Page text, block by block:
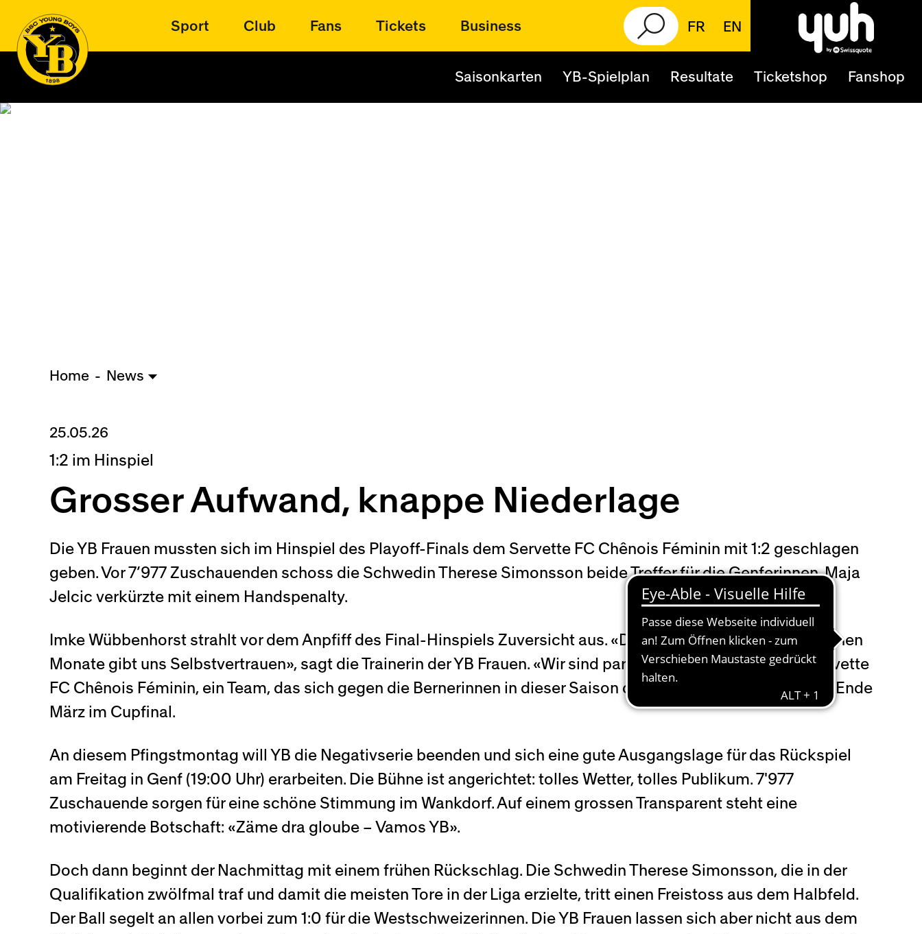
Sport Club Fans Tickets Business FR EN
Saisonkarten YB-Spielplan Resultate Ticketshop Fanshop
Home News
25.05.26
1:2 im Hinspiel
Grosser Aufwand, knappe Niederlage
Die YB Frauen mussten sich im Hinspiel des Playoff-Finals dem Servette FC Chênois Féminin mit 1:2 geschlagen
geben. Vor 7’977 Zuschauenden schoss die Schwedin Therese Simonsson beide Treffer für die Genferinnen. Maja
Jelcic verkürzte mit einem Handspenalty.
Imke Wübbenhorst strahlt vor dem Anpfiff des Final-Hinspiels Zuversicht aus. «Die Entwicklung der vergangenen
Monate gibt uns Selbstvertrauen», sagt die Trainerin der YB Frauen. «Wir sind parat.» Gegenüber steht der Servette
FC Chênois Féminin, ein Team, das sich gegen die Bernerinnen in dieser Saison dreimal durchsetzte – zuletzt Ende
März im Cupfinal.
An diesem Pfingstmontag will YB die Negativserie beenden und sich eine gute Ausgangslage für das Rückspiel
am Freitag in Genf (19:00 Uhr) erarbeiten. Die Bühne ist angerichtet: tolles Wetter, tolles Publikum. 7'977
Zuschauende sorgen für eine schöne Stimmung im Wankdorf. Auf einem grossen Transparent steht eine
motivierende Botschaft: «Zäme dra gloube – Vamos YB».
Doch dann beginnt der Nachmittag mit einem frühen Rückschlag. Die Schwedin Therese Simonsson, die in der
Qualifikation zwölfmal traf und damit die meisten Tore in der Liga erzielte, tritt einen Freistoss aus dem Halbfeld.
Der Ball segelt an allen vorbei zum 1:0 für die Westschweizerinnen. Die YB Frauen lassen sich aber nicht aus dem